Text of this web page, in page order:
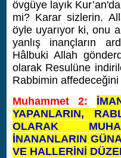
övgüye layık
mi? Karar sizlerin.
öyle uyarıyor ki, onu
yanlış inançların
Hâlbuki Allah
olarak Resulüne
Rabbimin affedeceğini
Muhammet 2:
YAPANLARIN,
OLARAK
İNANANLARIN
VE HALLERİNİ